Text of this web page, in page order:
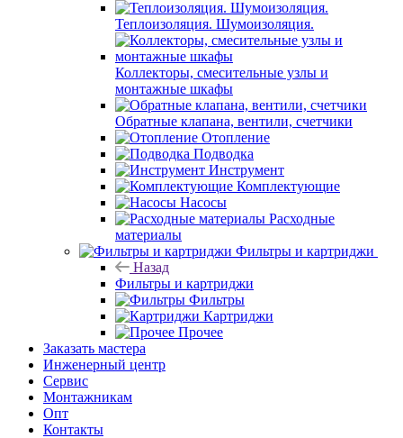
Теплоизоляция. Шумоизоляция.
Коллекторы, смесительные узлы и
монтажные шкафы
Обратные клапана, вентили, счетчики
Отопление
Подводка
Инструмент
Комплектующие
Насосы
Расходные
материалы
Фильтры и картриджи
Назад
Фильтры и картриджи
Фильтры
Картриджи
Прочее
Заказать мастера
Инженерный центр
Сервис
Монтажникам
Опт
Контакты